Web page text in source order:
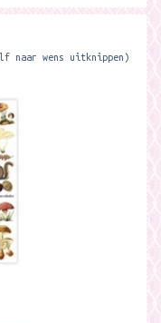
naar wens uitknippen)